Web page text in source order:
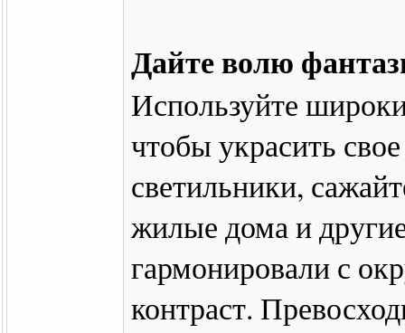
Дайте волю
Используйте
чтобы украсить
светильники,
жилые дома и
гармонировали с
контраст.